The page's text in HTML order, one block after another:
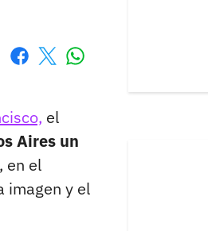
el
Aires un
en el
imagen y el